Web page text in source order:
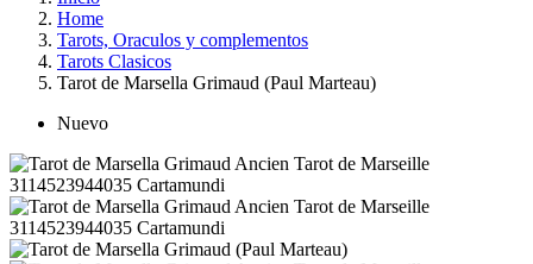
Home
Tarots, Oraculos y complementos
Tarots Clasicos
Tarot de Marsella Grimaud (Paul Marteau)
Nuevo